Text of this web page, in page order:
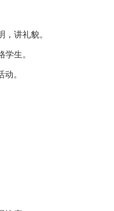
，讲礼貌。
学生。
。